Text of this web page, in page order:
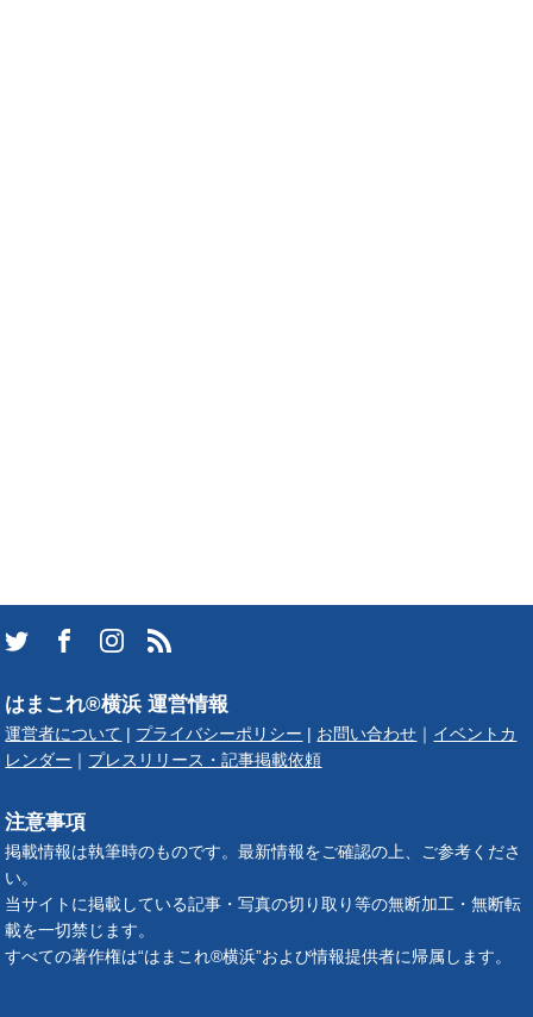
はまこれ®横浜 運営情報
運営者について プライバシーポリシー お問い合わせ
イベントカ
レンダー
プレスリリース・記事掲載依頼
注意事項
掲載情報は執筆時のものです。最新情報をご確認の上、ご参考くださ
い。
当サイトに掲載している記事・写真の切り取り等の無断加工・無断転
載を一切禁じます。
すべての著作権は“はまこれ®横浜”および情報提供者に帰属します。